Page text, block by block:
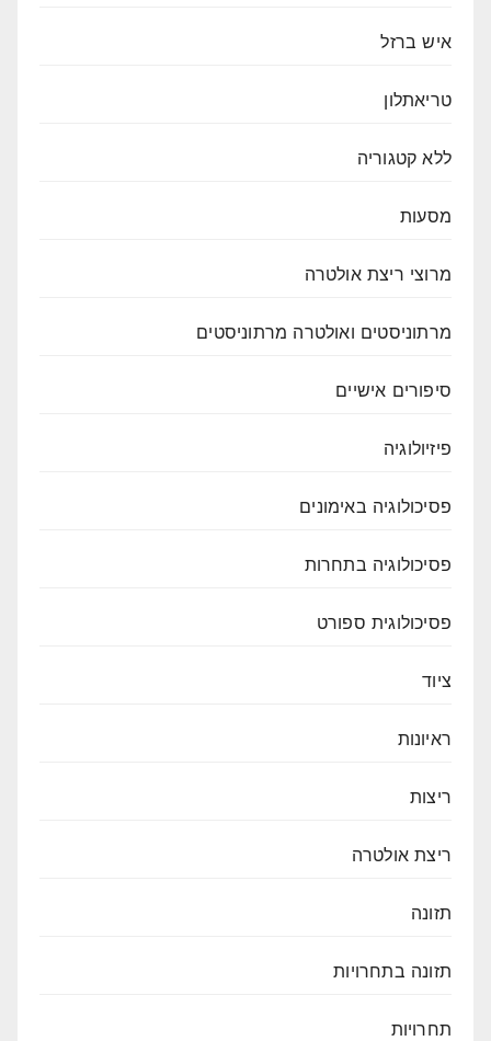
איש ברזל
טריאתלון
ללא קטגוריה
מסעות
מרוצי ריצת אולטרה
מרתוניסטים ואולטרה מרתוניסטים
סיפורים אישיים
פיזיולוגיה
פסיכולוגיה באימונים
פסיכולוגיה בתחרות
פסיכולוגית ספורט
ציוד
ראיונות
ריצות
ריצת אולטרה
תזונה
תזונה בתחרויות
תחרויות